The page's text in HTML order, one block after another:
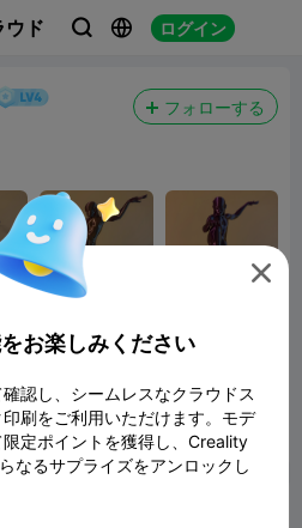
ウド   ログイン
フォローする
3  1

お楽しみください
認し、シームレスなクラウドス
刷をご利用いただけます。モデ
定ポイントを獲得し、Creality
なるサプライズをアンロックし